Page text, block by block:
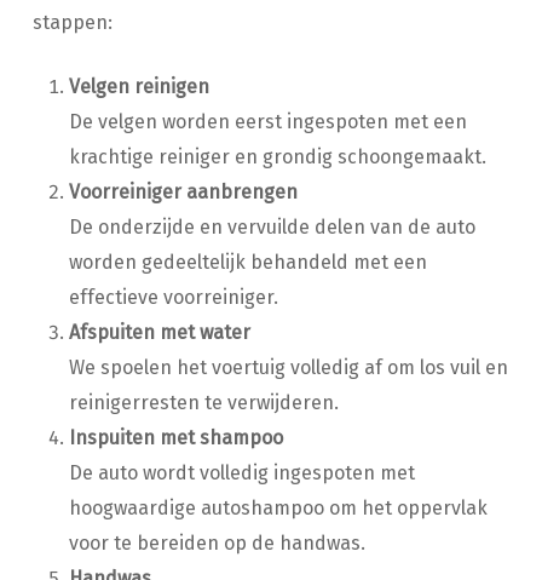
stappen:
Velgen reinigen
De velgen worden eerst ingespoten met een
krachtige reiniger en grondig schoongemaakt.
Voorreiniger aanbrengen
De onderzijde en vervuilde delen van de auto
worden gedeeltelijk behandeld met een
effectieve voorreiniger.
Afspuiten met water
We spoelen het voertuig volledig af om los vuil en
reinigerresten te verwijderen.
Inspuiten met shampoo
De auto wordt volledig ingespoten met
hoogwaardige autoshampoo om het oppervlak
voor te bereiden op de handwas.